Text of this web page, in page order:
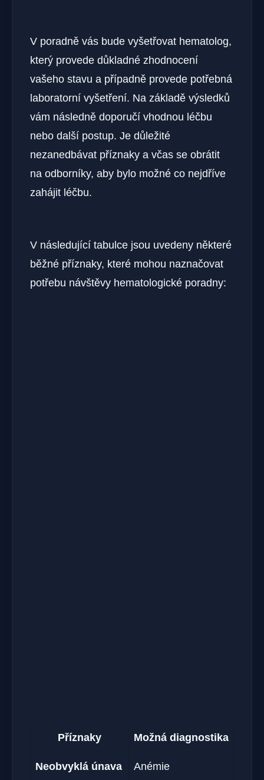
V poradně vás bude vyšetřovat hematolog,
který provede důkladné zhodnocení
vašeho stavu a případně provede potřebná
laboratorní vyšetření. Na základě výsledků
vám následně doporučí vhodnou léčbu
nebo další postup. Je důležité
nezanedbávat příznaky a včas se obrátit
na odborníky, aby bylo možné co nejdříve
zahájit léčbu.
V následující tabulce jsou uvedeny některé
běžné příznaky, které mohou naznačovat
potřebu návštěvy hematologické poradny:
Příznaky Možná diagnostika
Neobvyklá únava Anémie